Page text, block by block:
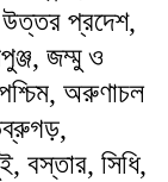
উত্তর প্রদেশ,
জম্মু ও
অরুণাচল
বস্তার, সিধি,